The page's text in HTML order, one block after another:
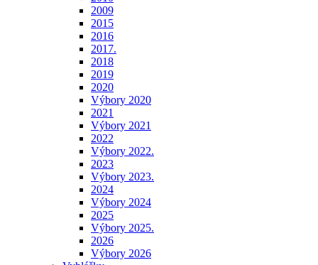
2009
2015
2016
2017.
2018
2019
2020
Výbory 2020
2021
Výbory 2021
2022
Výbory 2022.
2023
Výbory 2023.
2024
Výbory 2024
2025
Výbory 2025.
2026
Výbory 2026